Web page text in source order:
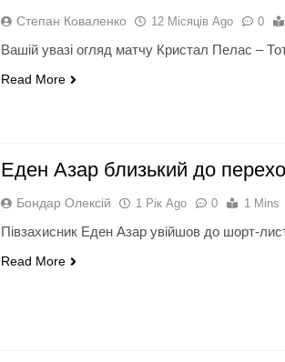
Степан Коваленко 12 Місяців Ago 0
Вашій увазі огляд матчу Кристал Пелас –
Read More
Еден Азар близький до
Бондар Олексій 1 Рік Ago 0 1 Mins
Півзахисник Еден Азар увійшов до шорт-
Read More